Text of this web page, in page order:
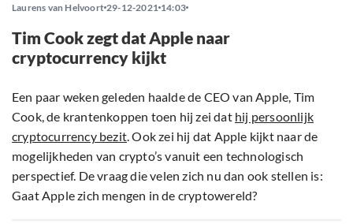
Laurens van Helvoort 29-12-2021 14:03
Tim Cook zegt dat Apple naar
cryptocurrency kijkt
Een paar weken geleden haalde de CEO van Apple, Tim
Cook, de krantenkoppen toen hij zei dat hij persoonlijk
cryptocurrency bezit. Ook zei hij dat Apple kijkt naar de
mogelijkheden van crypto’s vanuit een technologisch
perspectief. De vraag die velen zich nu dan ook stellen is:
Gaat Apple zich mengen in de cryptowereld?